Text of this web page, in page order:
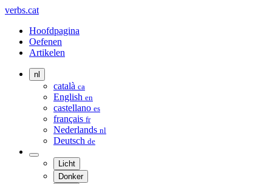
verbs.cat
Hoofdpagina
Oefenen
Artikelen
nl
català ca
English en
castellano es
français fr
Nederlands nl
Deutsch de
Licht
Donker